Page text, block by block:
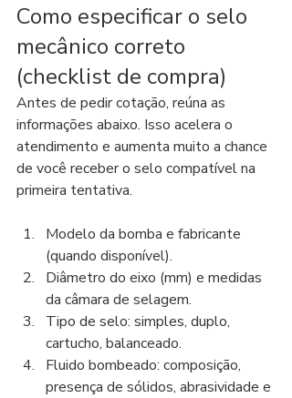
Como especificar o selo
mecânico correto
(checklist de compra)
Antes de pedir cotação, reúna as
informações abaixo. Isso acelera o
atendimento e aumenta muito a chance
de você receber o selo compatível na
primeira tentativa.
Modelo da bomba e fabricante
(quando disponível).
Diâmetro do eixo (mm) e medidas
da câmara de selagem.
Tipo de selo: simples, duplo,
cartucho, balanceado.
Fluido bombeado: composição,
presença de sólidos, abrasividade e